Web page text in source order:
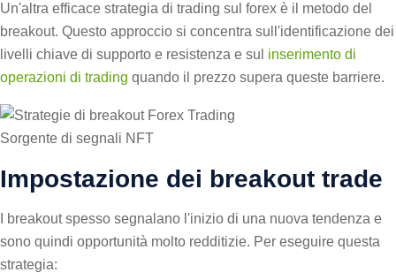
Un'altra efficace strategia di trading sul forex è il metodo del
breakout. Questo approccio si concentra sull'identificazione dei
livelli chiave di supporto e resistenza e sul inserimento di
operazioni di trading quando il prezzo supera queste barriere.
Sorgente di segnali NFT
Impostazione dei breakout trade
I breakout spesso segnalano l'inizio di una nuova tendenza e
sono quindi opportunità molto redditizie. Per eseguire questa
strategia: